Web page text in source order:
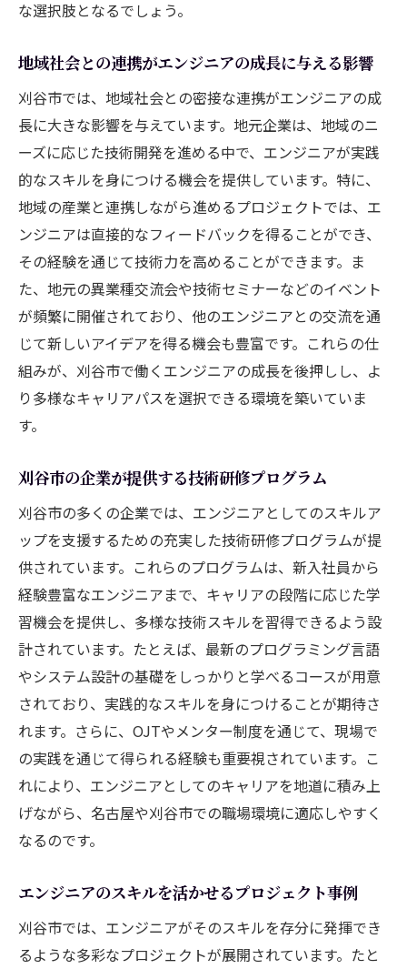
な選択肢となるでしょう。
地域社会との連携がエンジニアの成長に与える影響
刈谷市では、地域社会との密接な連携がエンジニアの成
長に大きな影響を与えています。地元企業は、地域のニ
ーズに応じた技術開発を進める中で、エンジニアが実践
的なスキルを身につける機会を提供しています。特に、
地域の産業と連携しながら進めるプロジェクトでは、エ
ンジニアは直接的なフィードバックを得ることができ、
その経験を通じて技術力を高めることができます。ま
た、地元の異業種交流会や技術セミナーなどのイベント
が頻繁に開催されており、他のエンジニアとの交流を通
じて新しいアイデアを得る機会も豊富です。これらの仕
組みが、刈谷市で働くエンジニアの成長を後押しし、よ
り多様なキャリアパスを選択できる環境を築いていま
す。
刈谷市の企業が提供する技術研修プログラム
刈谷市の多くの企業では、エンジニアとしてのスキルア
ップを支援するための充実した技術研修プログラムが提
供されています。これらのプログラムは、新入社員から
経験豊富なエンジニアまで、キャリアの段階に応じた学
習機会を提供し、多様な技術スキルを習得できるよう設
計されています。たとえば、最新のプログラミング言語
やシステム設計の基礎をしっかりと学べるコースが用意
されており、実践的なスキルを身につけることが期待さ
れます。さらに、OJTやメンター制度を通じて、現場で
の実践を通じて得られる経験も重要視されています。こ
れにより、エンジニアとしてのキャリアを地道に積み上
げながら、名古屋や刈谷市での職場環境に適応しやすく
なるのです。
エンジニアのスキルを活かせるプロジェクト事例
刈谷市では、エンジニアがそのスキルを存分に発揮でき
るような多彩なプロジェクトが展開されています。たと